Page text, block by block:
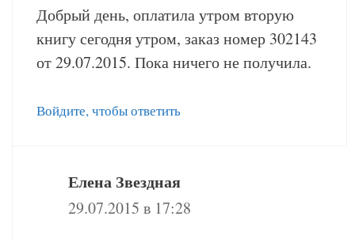
Добрый день, оплатила утром вторую
книгу сегодня утром, заказ номер 302143
от 29.07.2015. Пока ничего не получила.
Войдите, чтобы ответить
Елена Звездная
29.07.2015 в 17:28